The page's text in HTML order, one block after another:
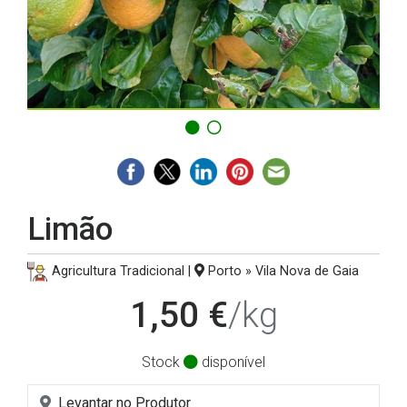
Limão
Agricultura Tradicional | Porto » Vila Nova de Gaia
1,50 €/kg
Stock disponível
Levantar no Produtor